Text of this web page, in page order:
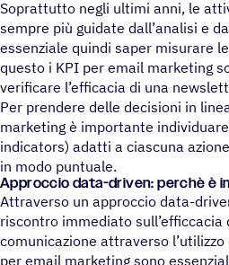
Soprattutto negli ultimi anni, le
sempre più guidate dall’analisi e
essenziale quindi saper misurare
questo i KPI per email marketing
verificare l’efficacia di una
Per prendere delle decisioni in
marketing è importante
indicators) adatti a ciascuna
in modo puntuale.
Approc­cio data-driven: perchè è
Attraverso un approccio data-
riscontro immediato sull’efficcacia
comunicazione attraverso
per email marketing sono